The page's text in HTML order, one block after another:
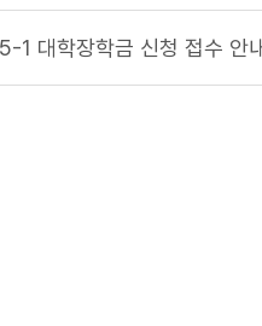
1 대학장학금 신청 접수